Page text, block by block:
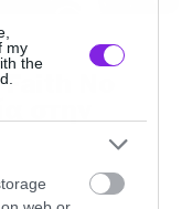
my
the
πολύ ωραίος
κάτι
στην
No
στην